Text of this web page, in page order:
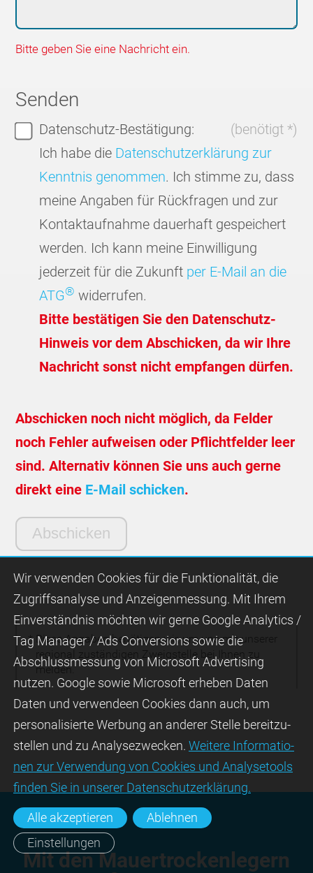
Bitte geben Sie eine Nachricht ein.
Senden
Datenschutz-Bestätigung:
(benötigt *)
Ich habe die Datenschutzerklärung zur
Kenntnis genommen. Ich stimme zu, dass
meine Angaben für Rückfragen und zur
Kontaktaufnahme dauerhaft gespeichert
werden. Ich kann meine Einwilligung
jederzeit für die Zukunft per E-Mail an die
ATG® widerrufen.
Bitte bestätigen Sie den Datenschutz-
Hinweis vor dem Abschicken, da wir Ihre
Nachricht sonst nicht empfangen dürfen.
Abschicken noch nicht möglich, da Felder
noch Fehler aufweisen oder Pflichtfelder leer
sind. Alternativ können Sie uns auch gerne
direkt eine E-Mail schicken.
* Diese Angaben benötigen wir, um uns mit unserer
regional zuständigen Zweigstelle bei Ihnen zu
melden.
Mit den Mauer­trocken­legern
Wir ver­wen­den Cookies für die Funktio­na­lität, die
Zugriffs­ana­lyse und Anzei­gen­mes­sung. Mit Ihrem
Ein­ver­ständ­nis möchten wir gerne Google Analytics /
Tag Manager / Ads Con­ver­sions sowie die
Abschluss­mes­sung von Micro­soft Adver­tising
nutzen. Google sowie Micro­soft erheben Daten
Daten und verwendeen Cookies dann auch, um
perso­nali­sierte Wer­bung an ande­rer Stelle bereit­zu­
stel­len und zu Ana­lyse­zwecken. Wei­tere Infor­matio­
nen zur Ver­wen­dung von Cookies und Ana­lyse­tools
fin­den Sie in unserer Daten­schutz­erklä­rung.
Alle akzeptieren
Ablehnen
Einstellungen